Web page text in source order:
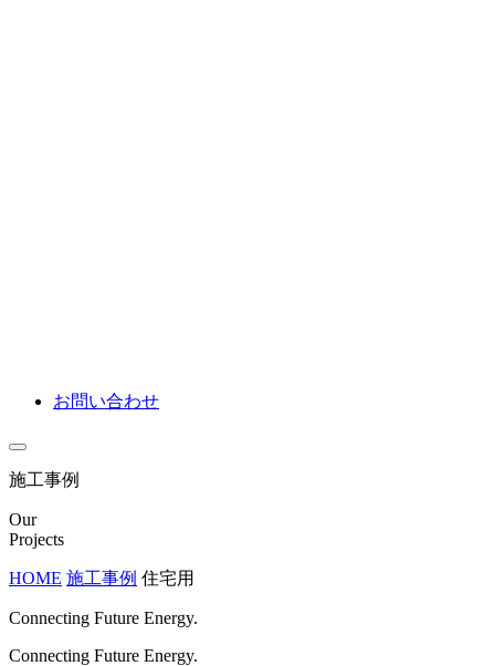
お問い合わせ
施工事例
Our
Projects
HOME 施工事例 住宅用
Connecting Future Energy.
Connecting Future Energy.